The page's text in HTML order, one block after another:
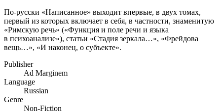
По-русски «Написанное» выходит впервые, в двух томах,
первый из которых включает в себя, в частности, знаменитую
«Римскую речь» («Функция и поле речи и языка
в психоанализе»), статьи «Стадия зеркала…», «Фрейдова
вещь…», «И наконец, о субъекте».
Publisher
Ad Marginem
Language
Russian
Genre
Non-Fiction